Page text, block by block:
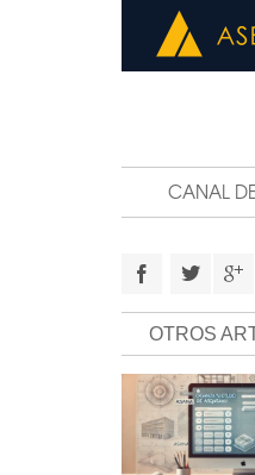
CANAL
OTROS